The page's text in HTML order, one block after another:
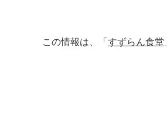
この情報は、「 すずらん食堂